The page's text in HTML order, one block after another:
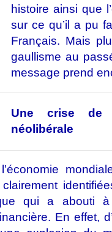
histoire ainsi que
sur ce qu’il a pu
Français. Mais
gaullisme au
message prend
Une crise de
néolibérale
qui a abouti
En effet,